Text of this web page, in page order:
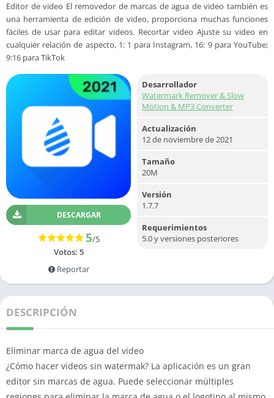
Editor de video El removedor de marcas de agua de video también es
una herramienta de edición de video, proporciona muchas funciones
fáciles de usar para editar videos. Recortar video Ajuste su video en
cualquier relación de aspecto, 1: 1 para Instagram, 16: 9 para YouTube;
9:16 para TikTok
DESCARGAR
5/5
Votos: 5
Reportar
Desarrollador
Watermark Remover & Slow
Motion & MP3 Converter
Actualización
12 de noviembre de 2021
Tamaño
20M
Versión
1.7.7
Requerimientos
5.0 y versiones posteriores
DESCRIPCIÓN
Eliminar marca de agua del video
¿Cómo hacer videos sin watermak? La aplicación es un gran
editor sin marcas de agua. Puede seleccionar múltiples